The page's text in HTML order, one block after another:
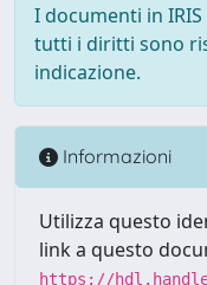
I documenti in
tutti i diritti sono
indicazione.
Informazioni
Utilizza questo
link a questo
https://